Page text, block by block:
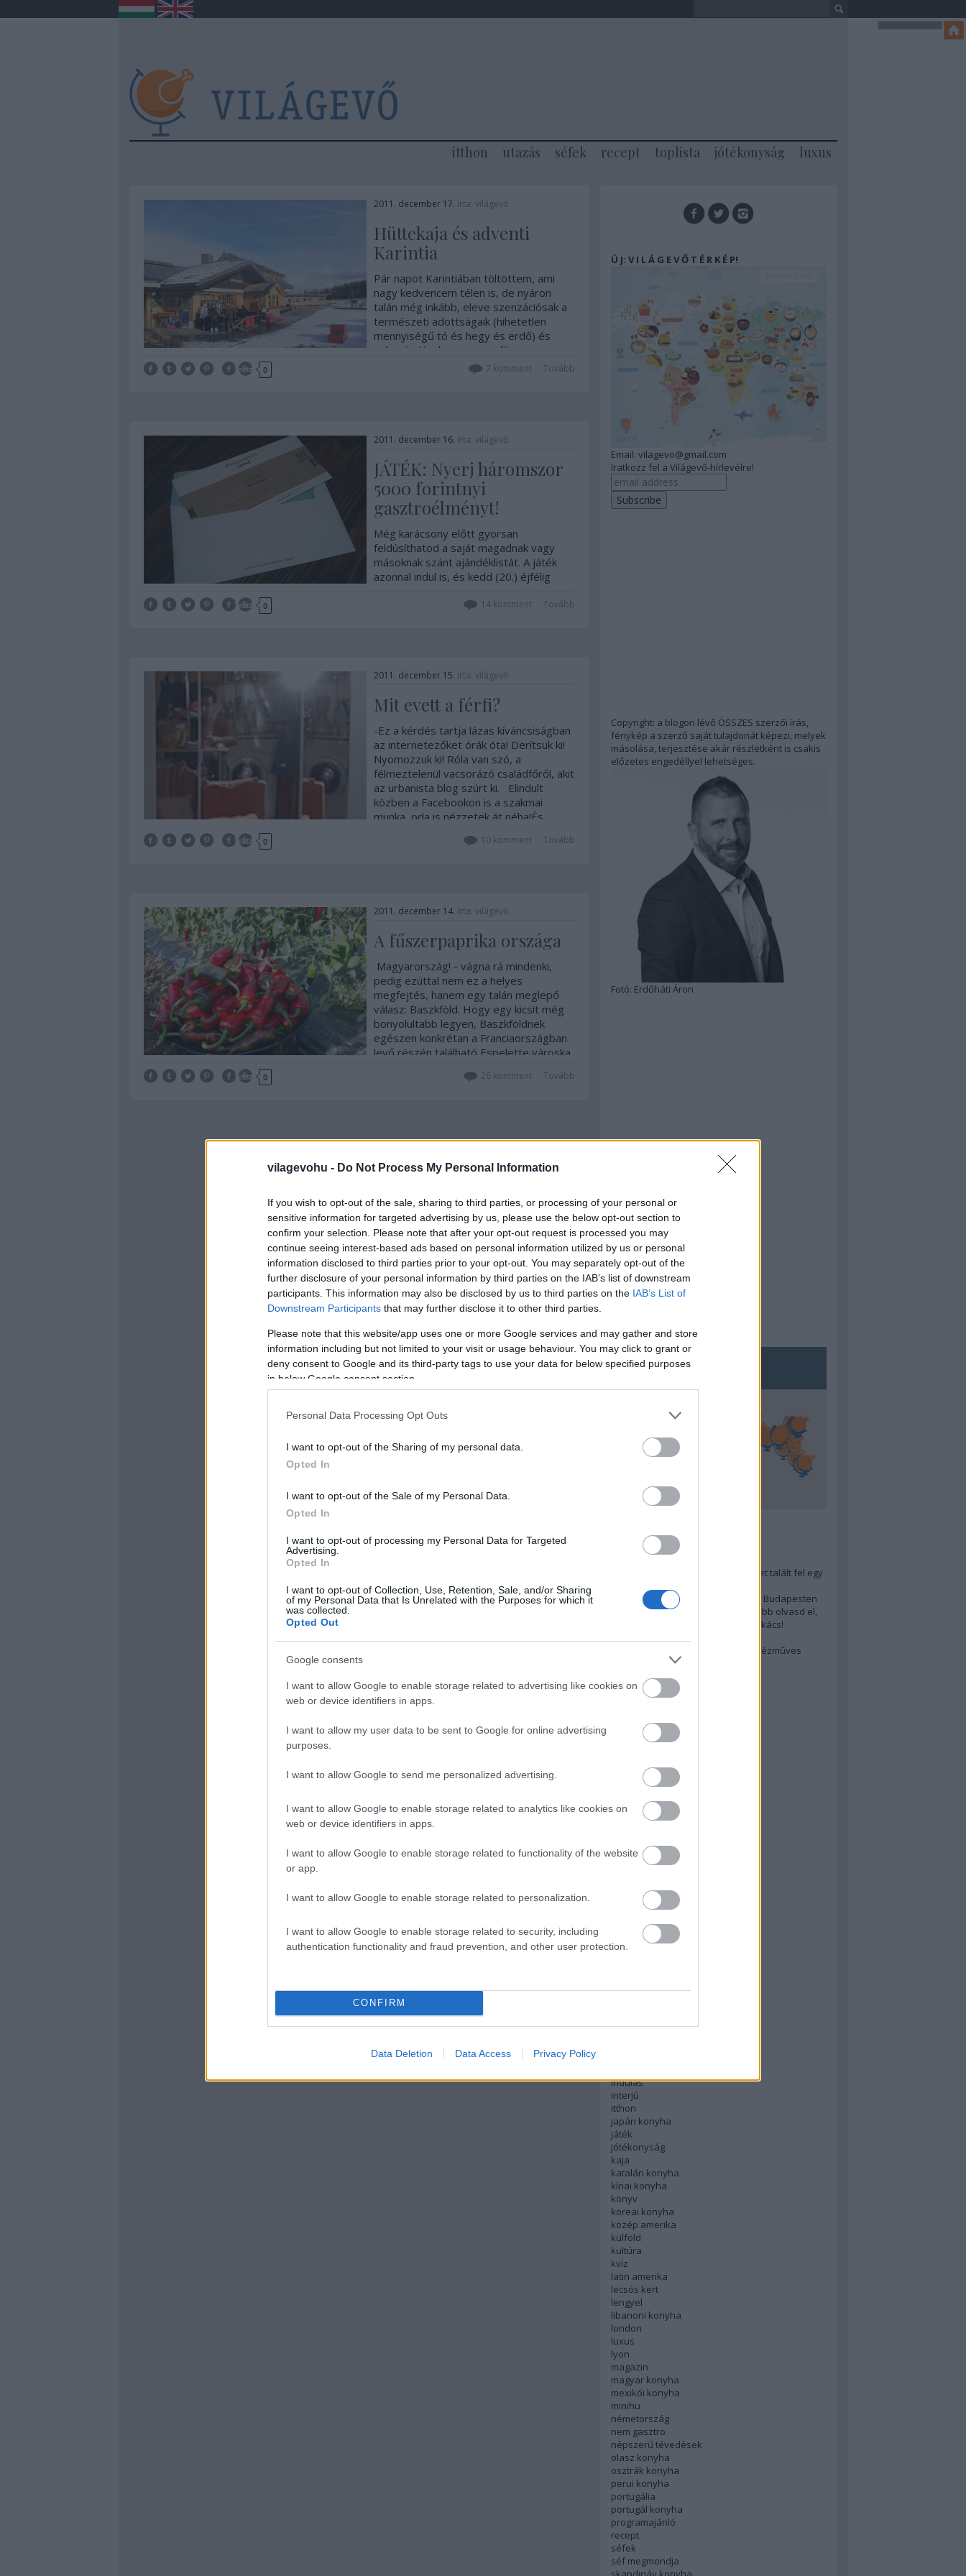
vilagevohu - Do Not Process My Personal Information
If you wish to opt-out of the sale, sharing to third parties, or processing of your personal or
sensitive information for targeted advertising by us, please use the below opt-out section to
confirm your selection. Please note that after your opt-out request is processed you may
continue seeing interest-based ads based on personal information utilized by us or personal
information disclosed to third parties prior to your opt-out. You may separately opt-out of the
further disclosure of your personal information by third parties on the IAB’s list of downstream
participants. This information may also be disclosed by us to third parties on the IAB’s List of
Downstream Participants that may further disclose it to other third parties.
Please note that this website/app uses one or more Google services and may gather and store
information including but not limited to your visit or usage behaviour. You may click to grant or
deny consent to Google and its third-party tags to use your data for below specified purposes
in below Google consent section.
Personal Data Processing Opt Outs
I want to opt-out of the Sharing of my personal data.
Opted In
I want to opt-out of the Sale of my Personal Data.
Opted In
I want to opt-out of processing my Personal Data for Targeted
Advertising.
Opted In
I want to opt-out of Collection, Use, Retention, Sale, and/or Sharing
of my Personal Data that Is Unrelated with the Purposes for which it
was collected.
Opted Out
Google consents
I want to allow Google to enable storage related to advertising like cookies on
web or device identifiers in apps.
I want to allow my user data to be sent to Google for online advertising
purposes.
I want to allow Google to send me personalized advertising.
I want to allow Google to enable storage related to analytics like cookies on
web or device identifiers in apps.
I want to allow Google to enable storage related to functionality of the website
or app.
I want to allow Google to enable storage related to personalization.
I want to allow Google to enable storage related to security, including
authentication functionality and fraud prevention, and other user protection.
CONFIRM
Data Deletion Data Access Privacy Policy
itthon utazás séfek recept toplista jótékonyság luxus
2011. december 17. írta: világevő
Hüttekaja és adventi
Karintia
Pár napot Karintiában töltöttem, ami
nagy kedvencem télen is, de nyáron
talán még inkább, eleve szenzációsak a
természeti adottságaik (hihetetlen
mennyiségű tó és hegy és erdő) és
még ráadásul nagyon profik a
turizmusban is, kreatív ötletekben nincs
Tetszik 0 Tovább
7 komment
2011. december 16. írta: világevő
JÁTÉK: Nyerj háromszor
5000 forintnyi
gasztroélményt!
Még karácsony előtt gyorsan
feldúsíthatod a saját magadnak vagy
másoknak szánt ajándéklistát. A játék
azonnal indul is, és kedd (20.) éjfélig
másnap reggel. A nyeremény: Voucher 3
Tetszik 0 Tovább
14komment
2011. december 15. írta: világevő
Mit evett a férfi?
-Ez a kérdés tartja lázas kíváncsiságban
az internetezőket órák óta! Derítsük ki!
Nyomozzuk ki! Róla van szó, a
félmeztelenül vacsorázó családfőről, akit
az urbanista blog szúrt ki. Elindult
közben a Facebookon is a szakmai
munka, oda is nézzetek át néha!És…
Tetszik 0 Tovább
10komment
2011. december 14. írta: világevő
A fűszerpaprika országa
Magyarország! - vágna rá mindenki,
pedig ezúttal nem ez a helyes
megfejtés, hanem egy talán meglepő
válasz: Baszkföld. Hogy egy kicsit még
bonyolultabb legyen, Baszkföldnek
egészen konkrétan a Franciaországban
levő részén található Espelette városka,
Tetszik 0 Tovább
26komment
Ú J: V I L Á G E V Ő T É R K É P!
Email: vilagevo@gmail.com
Iratkozz fel a Világevő-hírlevélre!
Copyright: a blogon lévő ÖSSZES szerzői írás,
fénykép a szerző saját tulajdonát képezi, melyek
másolása, terjesztése akár részletként is csakis
előzetes engedéllyel lehetséges.
Fotó: Erdőháti Áron
TOP5
Annyira menő Budapest-térképet talált fel egy
A 10 legjobb (elérhető árú) ebéd Budapesten
Szakács akarsz lenni? Akkor előbb olvasd el,
mit gondol erről egy magyar szakács!
Budapest rejtett kincsei: orosz kézműves
afrikai konyha
ázsiai konyha
baszk konyha
belgium
bocusedor
bocuse dor
dél amerika
english
északi konyha
francia konyha
holland konyha
indulás
interjú
itthon
japán konyha
játék
jótékonyság
kaja
katalán konyha
kínai konyha
könyv
koreai konyha
közép amerika
külföld
kultúra
kvíz
latin amerika
lecsós kert
lengyel
libanoni konyha
london
luxus
lyon
magazin
magyar konyha
mexikói konyha
minihu
németország
nem gasztro
népszerű tévedések
olasz konyha
osztrák konyha
perui konyha
portugália
portugál konyha
programajánló
recept
séfek
séf megmondja